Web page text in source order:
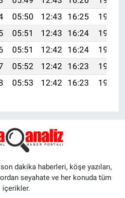
05:50 12:43 16:25
19:26
05:51 12:43 16:24
19:25
05:51 12:42 16:24
19:23
05:52 12:42 16:23
19:22
05:53 12:42 16:23 19:21
dakika haberleri, köşe yazıları,
seyahate ve her konuda tüm
içerikler.